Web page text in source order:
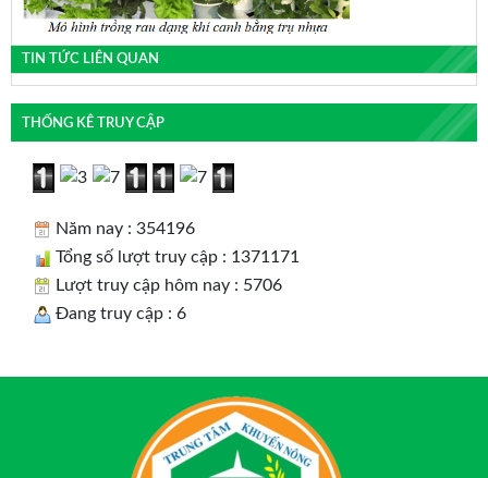
TIN TỨC LIÊN QUAN
THỐNG KÊ TRUY CẬP
Năm nay : 354196
Tổng số lượt truy cập : 1371171
Lượt truy cập hôm nay : 5706
Đang truy cập : 6